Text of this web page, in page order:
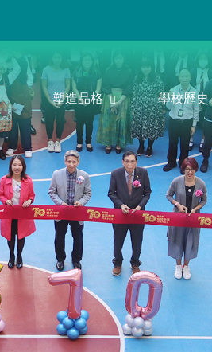
塑造品格 學校歷史